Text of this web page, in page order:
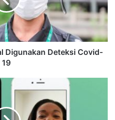
Digunakan Deteksi Covid-
19